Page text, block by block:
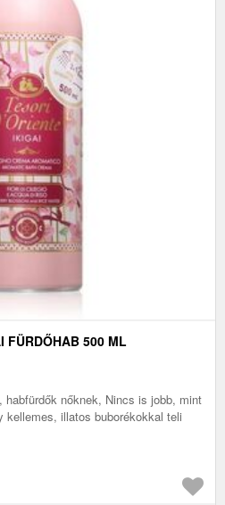
FÜRDŐHAB 500 ML
habfürdők nőknek, Nincs is jobb, mint
kellemes, illatos buborékokkal teli